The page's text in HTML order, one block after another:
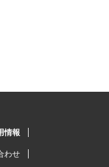
情報
わせ